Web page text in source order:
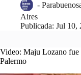
-
Aires
Publicada: Jul 10,
Video: Maju Lozano fue
Palermo